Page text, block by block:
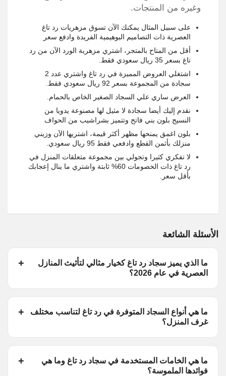
وغيره من المنتجات.
على سبيل المثال يمكنك الآن تسوق مزهريات رد تاغ
العصرية ذات التصاميم البوهيمية الفريدة وادفع سعر
أقل من المتاح بالمتجر، اشتري مزهرية الورد الآن من رد
تاغ بسعر 35 ريال سعودي فقط.
اشتغلي العروض المميزة في رد تاغ واشتري عدد 2
سجادة من المجموعة بسعر 92 ريال سعودي فقط.
العرض ساري علي السجاد الصغير الخاص بالحمام.
نقدم إليك أيضا سجادة لا مثيل لها مصنوعة يدويا من
النسيج بلون بني فاتح وتتميز بشراشيب من الحواف
بلون اغمق يمنحها مظهر أكثر قيمة، اشتريها الآن وزيني
منزلك بأثمن القطع وادفعي فقط 95 ريال سعودي.
لا تفكري كثيرا وتجولي بين مجموعة متعلقات المنزل في
رد تاغ ذات الخصومات 60% ثابتة واشتري ما ينال إعجابك
بأقل سعر.
الأسئلة الشائعة
ما الذي يميز سجاد رد تاغ كخيار مثالي لتأثيث المنازل
العصرية في عام 2026؟
ما هي أنواع السجاد المتوفرة في رد تاغ لتناسب مختلف
غرف المنزل؟
ما هي الخامات المستخدمة في سجاد رد تاغ وما هي
فوائدها الملموسة؟